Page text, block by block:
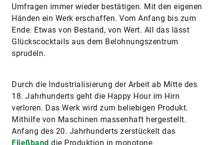
Umfragen immer wieder bestätigen. Mit den eigenen
Händen ein Werk erschaffen. Vom Anfang bis zum
Ende. Etwas von Bestand, von Wert. All das lässt
Glückscocktails aus dem Belohnungszentrum
sprudeln.
Durch die Industrialisierung der Arbeit ab Mitte des
18. Jahrhunderts geht die Happy Hour im Hirn
verloren. Das Werk wird zum beliebigen Produkt.
Mithilfe von Maschinen massenhaft hergestellt.
Anfang des 20. Jahrhunderts zerstückelt das
Fließband die Produktion in monotone